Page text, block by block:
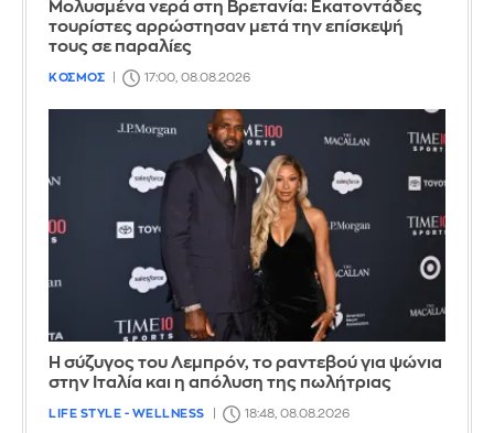
Μολυσμένα νερά στη Βρετανία: Εκατοντάδες
τουρίστες αρρώστησαν μετά την επίσκεψή
τους σε παραλίες
ΚΟΣΜΟΣ 17:00, 08.08.2026
Η σύζυγος του Λεμπρόν, το ραντεβού για ψώνια
στην Ιταλία και η απόλυση της πωλήτριας
LIFE STYLE - WELLNESS 18:48, 08.08.2026